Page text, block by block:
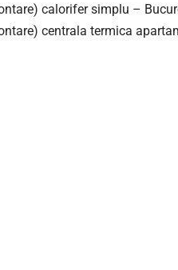
calorifer simplu –
centrala termica